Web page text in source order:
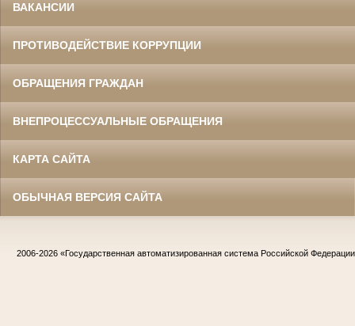
ВАКАНСИИ
ПРОТИВОДЕЙСТВИЕ КОРРУПЦИИ
ОБРАЩЕНИЯ ГРАЖДАН
ВНЕПРОЦЕССУАЛЬНЫЕ ОБРАЩЕНИЯ
КАРТА САЙТА
ОБЫЧНАЯ ВЕРСИЯ САЙТА
2006-2026 «Государственная автоматизированная система Российской